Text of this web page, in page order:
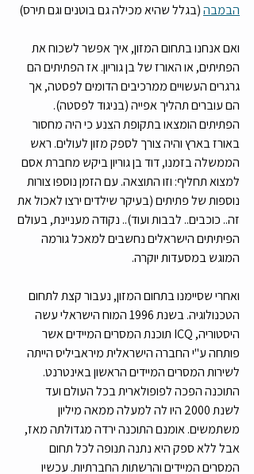
הבמבה (בגלל שהיא מכילה גם בוטנים וגם תירס)
ואם אנחנו בתחום המזון, איך אפשר לשכוח את
הפתיתים, או האורז של בן גוריון. אז הפתיתים הם
גרגרים העשויים ממרכיבים הדומים לפסטה, אך
הם עוברים תהליך אפייה (בניגוד לפסטה).
הפתיתים הומצאו בתקופת הצנע כי היה מחסור
באורז בארץ והיה צורך לספק מזון לעולים. ראש
הממשלה בזמנו, דוד בן גוריון ביקש מחברת אסם
למצוא תחליף: וזו התוצאה. עם הזמן נוספו צורות
נוספות של פתיתים (בעיקר שילדים ירצו לאכול את
זה.. כוכבים.. לבבות ועוד).. נקודה מעניינת, בעולם
הפיתיתים הישראלים נחשבים למאכל גורמה
המוגש במסעדות יוקרה.
ואחרי שסיימנו בתחום המזון, נעבור קצת לתחום
הטכנולוגיה. בשנת 1996 המוח הישראלי עשה
היסטוריה, ICQ תוכנת המסרים המיידים אשר
פותחה ע"י החברה הישראלית מיראביליס הייתה
לשירות המסרים המיידים הראשון באינטרנט.
התוכנה הפכה לפופולארית בכל העולם ועד
לשנת 2000 היו לה למעלה ממאה מיליון
משתמשים. אומנם התוכנה ירדה מגדולתה מאז,
אבל ללא ספק היא נתנה תנופה לכל תחום
המסרים המיידים והרשתות החברתיות. עכשיו